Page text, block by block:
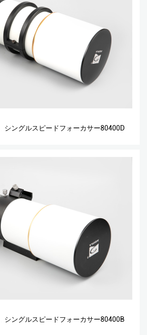
シングルスピードフォーカサー80400D
シングルスピードフォーカサー80400B